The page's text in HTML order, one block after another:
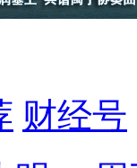
财经号